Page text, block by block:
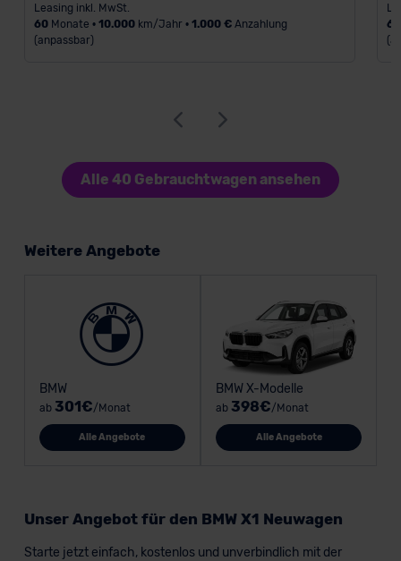
Leasing inkl. MwSt.
60Monate • 10.000km/Jahr • 1.000 €Anzahlung
(anpassbar)
60
Alle 40 Gebrauchtwagen ansehen
Weitere Angebote
BMW
ab 301€/Monat
Alle Angebote
BMW X-Modelle
ab 398€/Monat
Alle Angebote
Unser Angebot für den BMW X1 Neuwagen
Starte jetzt einfach, kostenlos und unverbindlich mit der